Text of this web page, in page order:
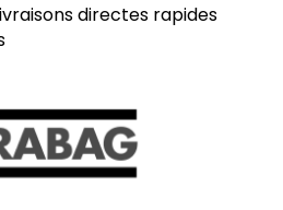
directes rapides